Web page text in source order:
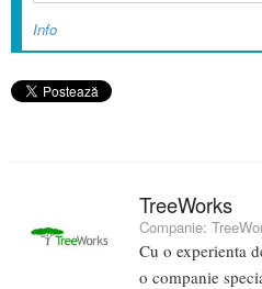
Info
TreeWorks
Companie:
Cu o experienta
o companie